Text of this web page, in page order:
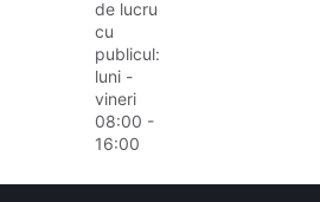
de lucru
cu
publicul:
luni -
vineri
08:00 -
16:00